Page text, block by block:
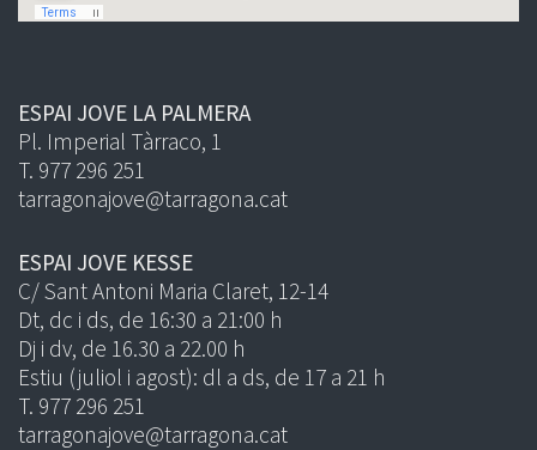
ESPAI JOVE LA PALMERA
Pl. Imperial Tàrraco, 1
T. 977 296 251
tarragonajove@tarragona.cat
ESPAI JOVE KESSE
C/ Sant Antoni Maria Claret, 12-14
Dt, dc i ds, de 16:30 a 21:00 h
Dj i dv, de 16.30 a 22.00 h
Estiu (juliol i agost): dl a ds, de 17 a 21 h
T. 977 296 251
tarragonajove@tarragona.cat